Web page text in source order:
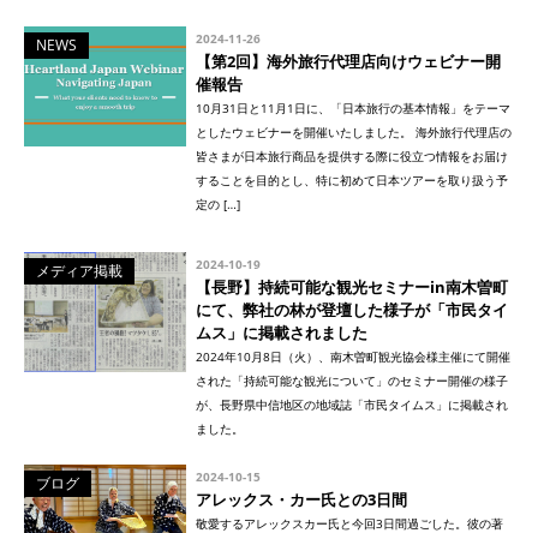
NEWS 2024-11-26
【第2回】海外旅行代理店向けウェビナー開
催報告
10月31日と11月1日に、「日本旅行の基本情報」をテーマ
としたウェビナーを開催いたしました。 海外旅行代理店の
皆さまが日本旅行商品を提供する際に役立つ情報をお届け
することを目的とし、特に初めて日本ツアーを取り扱う予
定の […]
メディア掲載 2024-10-19
【長野】持続可能な観光セミナーin南木曽町
にて、弊社の林が登壇した様子が「市民タイ
ムス」に掲載されました
2024年10月8日（火）、南木曽町観光協会様主催にて開催
された「持続可能な観光について」のセミナー開催の様子
が、長野県中信地区の地域誌「市民タイムス」に掲載され
ました。
ブログ 2024-10-15
アレックス・カー氏との3日間
敬愛するアレックスカー氏と今回3日間過ごした。彼の著